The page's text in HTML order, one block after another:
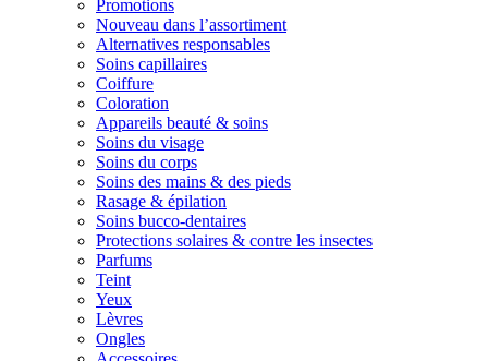
Promotions
Nouveau dans l’assortiment
Alternatives responsables
Soins capillaires
Coiffure
Coloration
Appareils beauté & soins
Soins du visage
Soins du corps
Soins des mains & des pieds
Rasage & épilation
Soins bucco-dentaires
Protections solaires & contre les insectes
Parfums
Teint
Yeux
Lèvres
Ongles